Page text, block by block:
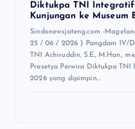
Diktukpa TNI
Kunjungan ke Museum
Sindonewsjateng.com -
25 / 06 / 2026 ) Pangdam IV/
TNI Achiruddin, S.E., M.Han.,
Prasetya Perwira Diktukpa TNI
2026 yang dipimpin…